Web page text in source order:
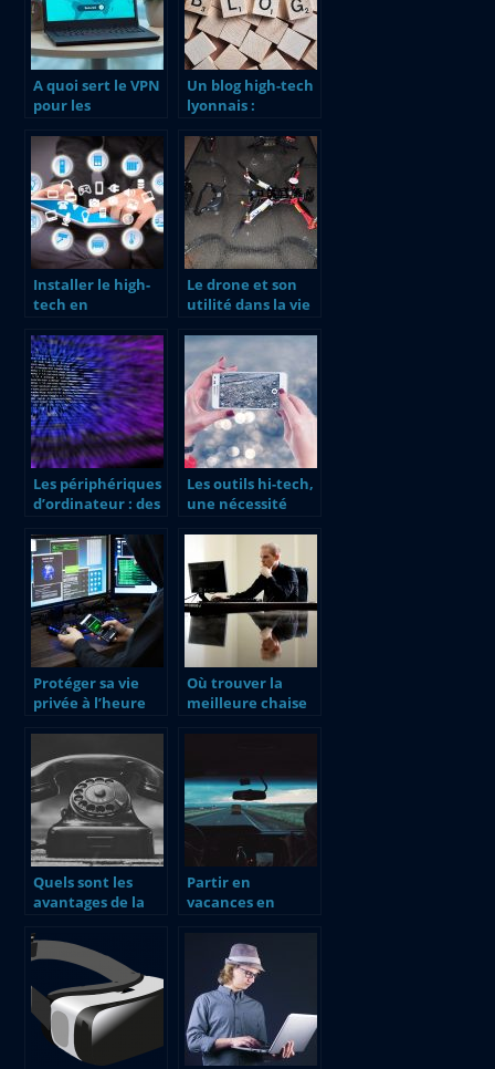
A quoi sert le VPN
pour les
d’aujourd’hui ?
Un blog high-tech
lyonnais :
Installer le high-
tech en
Le drone et son
utilité dans la vie
Les périphériques
d’ordinateur : des
pour faciliter le
piratage
Les outils hi-tech,
une nécessité
modernes
Protéger sa vie
privée à l’heure
Où trouver la
meilleure chaise
Quels sont les
avantages de la
?
Partir en
vacances en
frais à prévoir